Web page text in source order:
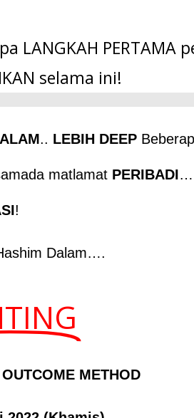
LANGKAH PERTAMA
selama ini!
.. LEBIH DEEP
matlamat PERIBADI…
!
Dalam….
METHOD